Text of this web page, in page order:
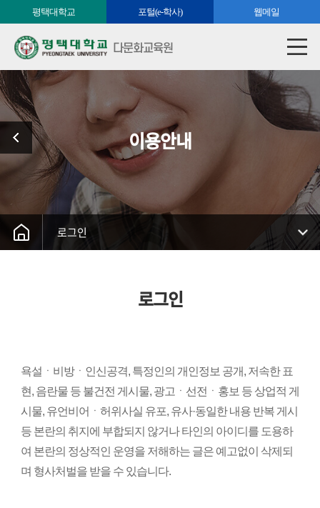
평택대학교 포털(e-학사) 웹메일
다문화교육원
이용안내
로그인
로그인
욕설ㆍ비방ㆍ인신공격, 특정인의 개인정보 공개, 저속한 표
현, 음란물 등 불건전 게시물, 광고ㆍ선전ㆍ홍보 등 상업적 게
시물, 유언비어ㆍ허위사실 유포, 유사·동일한 내용 반복 게시
등 본란의 취지에 부합되지 않거나 타인의 아이디를 도용하
여 본란의 정상적인 운영을 저해하는 글은 예고없이 삭제되
며 형사처벌을 받을 수 있습니다.